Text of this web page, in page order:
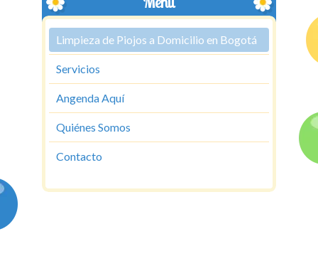
Limpieza de Piojos a Domicilio en Bogotá
Servicios
Angenda Aquí
Quiénes Somos
Contacto